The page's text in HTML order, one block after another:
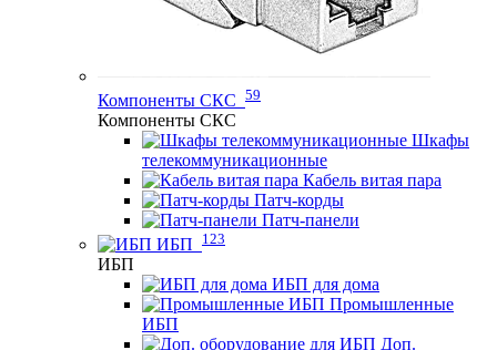
Компоненты СКС 59
Компоненты СКС
Шкафы
телекоммуникационные
Кабель витая пара
Патч-корды
Патч-панели
ИБП
123
ИБП
ИБП для дома
Промышленные
ИБП
Доп.